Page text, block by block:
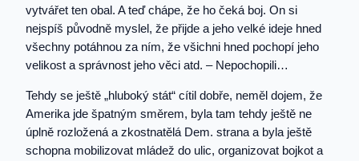
vytvářet ten obal. A teď chápe, že ho čeká boj. On si
nejspíš původně myslel, že přijde a jeho velké ideje hned
všechny potáhnou za ním, že všichni hned pochopí jeho
velikost a správnost jeho věci atd. – Nepochopili…
Tehdy se ještě „hluboký stát“ cítil dobře, neměl dojem, že
Amerika jde špatným směrem, byla tam tehdy ještě ne
úplně rozložená a zkostnatělá Dem. strana a byla ještě
schopna mobilizovat mládež do ulic, organizovat bojkot a